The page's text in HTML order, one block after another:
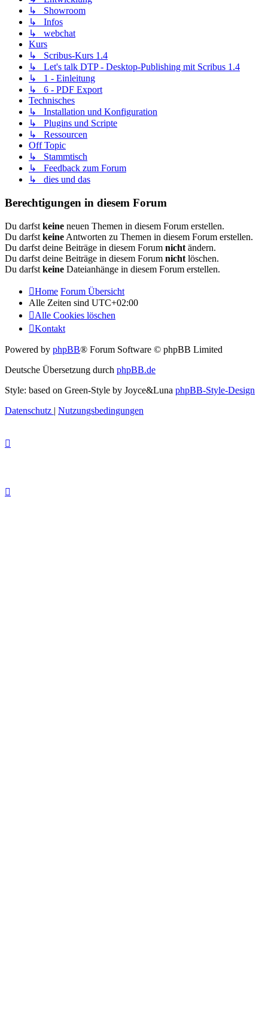
↳ Showroom
↳ Infos
↳ webchat
Kurs
↳ Scribus-Kurs 1.4
↳ Let's talk DTP - Desktop-Publishing mit Scribus 1.4
↳ 1 - Einleitung
↳ 6 - PDF Export
Technisches
↳ Installation und Konfiguration
↳ Plugins und Scripte
↳ Ressourcen
Off Topic
↳ Stammtisch
↳ Feedback zum Forum
↳ dies und das
Berechtigungen in diesem Forum
Du darfst keine neuen Themen in diesem Forum erstellen.
Du darfst keine Antworten zu Themen in diesem Forum erstellen.
Du darfst deine Beiträge in diesem Forum nicht ändern.
Du darfst deine Beiträge in diesem Forum nicht löschen.
Du darfst keine Dateianhänge in diesem Forum erstellen.
Home Forum Übersicht
Alle Zeiten sind UTC+02:00
Alle Cookies löschen
Kontakt
Powered by phpBB® Forum Software © phpBB Limited
Deutsche Übersetzung durch phpBB.de
Style: based on Green-Style by Joyce&Luna phpBB-Style-Design
Datenschutz | Nutzungsbedingungen